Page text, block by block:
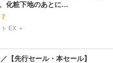
化粧下地のあとに…
7
EX ＋
【先行セール・本セール】